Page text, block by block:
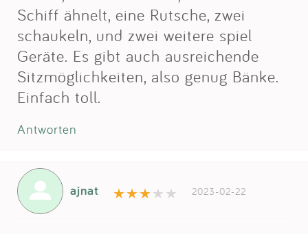
Schiff ähnelt, eine Rutsche, zwei
schaukeln, und zwei weitere spiel
Geräte. Es gibt auch ausreichende
Sitzmöglichkeiten, also genug Bänke.
Einfach toll.
Antworten
ajnat 2023-02-22